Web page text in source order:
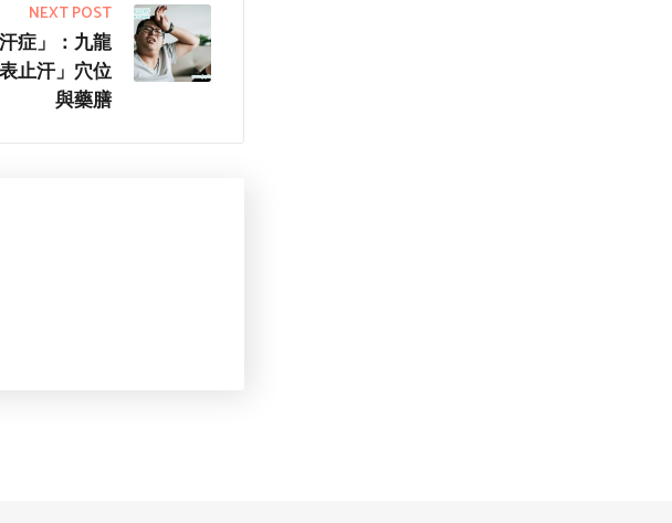
NEXT POST
症」：九龍
止汗」穴位
與藥膳